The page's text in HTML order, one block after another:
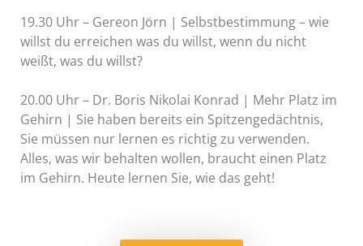
19.30 Uhr – Gereon Jörn | Selbstbestimmung – wie
willst du erreichen was du willst, wenn du nicht
weißt, was du willst?
20.00 Uhr – Dr. Boris Nikolai Konrad | Mehr Platz im
Gehirn | Sie haben bereits ein Spitzengedächtnis,
Sie müssen nur lernen es richtig zu verwenden.
Alles, was wir behalten wollen, braucht einen Platz
im Gehirn. Heute lernen Sie, wie das geht!